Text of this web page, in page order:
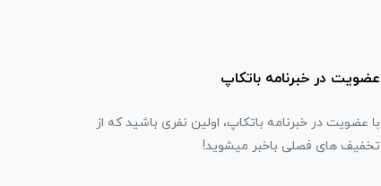
عضویت در خبرنامه باتکاپ
با عضویت در خبرنامه باتکاپ، اولین نفری باشید که از
تخفیف های فصلی باخبر میشوید!